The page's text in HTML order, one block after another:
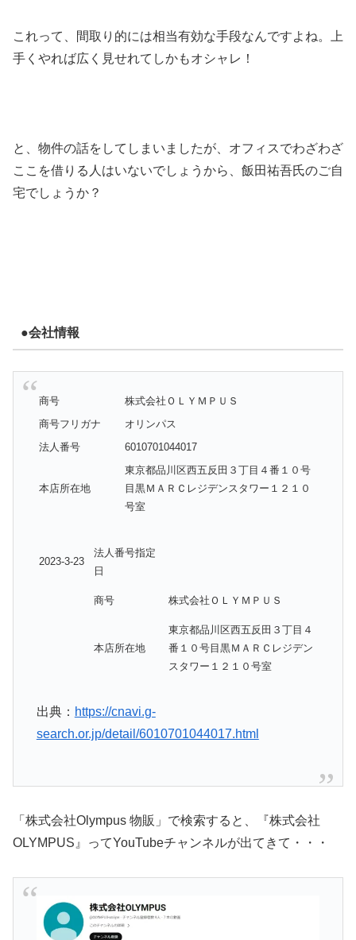
これって、間取り的には相当有効な手段なんですよね。上
手くやれば広く見せれてしかもオシャレ！
と、物件の話をしてしまいましたが、オフィスでわざわざ
ここを借りる人はいないでしょうから、飯田祐吾氏のご自
宅でしょうか？
●会社情報
商号
株式会社ＯＬＹＭＰＵＳ
商号フリガナ
オリンパス
法人番号
6010701044017
本店所在地
東京都品川区西五反田３丁目４番１０号
目黒ＭＡＲＣレジデンスタワー１２１０
号室
2023-3-23
法人番号指定
日
商号 株式会社ＯＬＹＭＰＵＳ
本店所在地
東京都品川区西五反田３丁目４
番１０号目黒ＭＡＲＣレジデン
スタワー１２１０号室
出典： https://cnavi.g-
search.or.jp/detail/6010701044017.html
「株式会社Olympus 物販」で検索すると、『株式会社
OLYMPUS』ってYouTubeチャンネルが出てきて・・・